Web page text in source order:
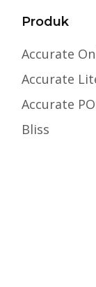
Produk
Accurate
Accurate
Accurate
Bliss